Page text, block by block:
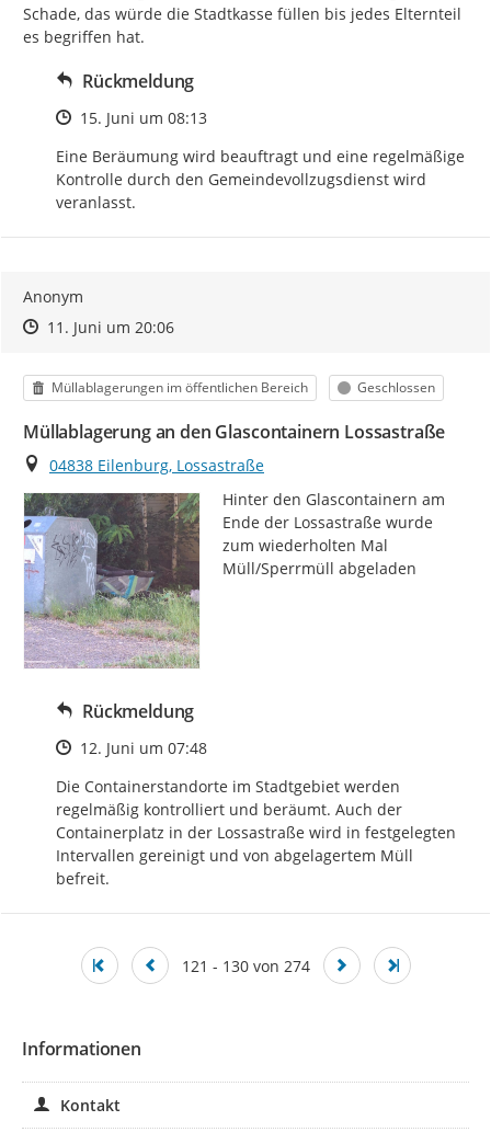
Schade, das würde die Stadtkasse füllen bis jedes Elternteil
es begriffen hat.
Rückmeldung
Zeitpunkt des Erstellens
15. Juni um 08:13
Eine Beräumung wird beauftragt und eine regelmäßige
Kontrolle durch den Gemeindevollzugsdienst wird
veranlasst.
Anonym
Zeitpunkt des Erstellens
Zeitpunkt des Erstellens
11. Juni um 20:06Zur Äußerung
Kategorie
Müllablagerungen im öffentlichen Bereich Status
Geschlossen
Müllablagerung an den Glascontainern Lossastraße
Ort
04838 Eilenburg, Lossastraße
Hinter den Glascontainern am
Ende der Lossastraße wurde
zum wiederholten Mal
Müll/Sperrmüll abgeladen
Rückmeldung
Zeitpunkt des Erstellens
12. Juni um 07:48
Die Containerstandorte im Stadtgebiet werden
regelmäßig kontrolliert und beräumt. Auch der
Containerplatz in der Lossastraße wird in festgelegten
Intervallen gereinigt und von abgelagertem Müll
befreit.
121 - 130 von 274
Informationen
Kontakt